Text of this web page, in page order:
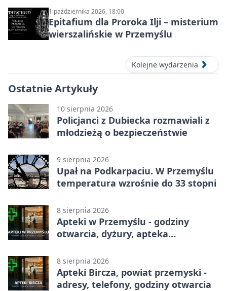
1 października 2026, 18:00
Epitafium dla Proroka Ilji – misterium
wierszalińskie w Przemyślu
Kolejne wydarzenia
Ostatnie Artykuły
10 sierpnia 2026
Policjanci z Dubiecka rozmawiali z
młodzieżą o bezpieczeństwie
9 sierpnia 2026
Upał na Podkarpaciu. W Przemyślu
temperatura wzrośnie do 33 stopni
8 sierpnia 2026
Apteki w Przemyślu - godziny
otwarcia, dyżury, apteka
8 sierpnia 2026
Apteki Bircza, powiat przemyski -
adresy, telefony, godziny otwarcia